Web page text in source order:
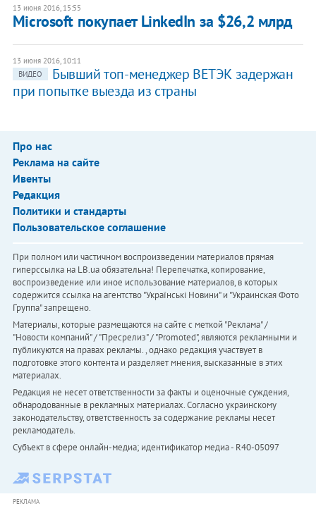
13 июня 2016, 15:55
Microsoft покупает LinkedIn за $26,2 млрд
13 июня 2016, 10:11
ВИДЕО
Бывший топ-менеджер ВЕТЭК задержан
при попытке выезда из страны
Про нас
Реклама на сайте
Ивенты
Редакция
Политики и стандарты
Пользовательское соглашение
При полном или частичном воспроизведении материалов прямая
гиперссылка на LB.ua обязательна! Перепечатка, копирование,
воспроизведение или иное использование материалов, в которых
содержится ссылка на агентство "Українськi Новини" и "Украинская Фото
Группа" запрещено.
Материалы, которые размещаются на сайте с меткой "Реклама" /
"Новости компаний" / "Пресрелиз" / "Promoted", являются рекламными и
публикуются на правах рекламы. , однако редакция участвует в
подготовке этого контента и разделяет мнения, высказанные в этих
материалах.
Редакция не несет ответственности за факты и оценочные суждения,
обнародованные в рекламных материалах. Согласно украинскому
законодательству, ответственность за содержание рекламы несет
рекламодатель.
Субъект в сфере онлайн-медиа; идентификатор медиа - R40-05097
РЕКЛАМА